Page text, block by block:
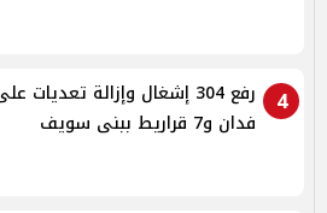
4
رفع 304 إشغال وإزالة
فدان و7 قراريط ببنى سويف